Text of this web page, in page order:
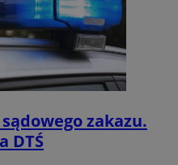
zakazu.
DTŚ